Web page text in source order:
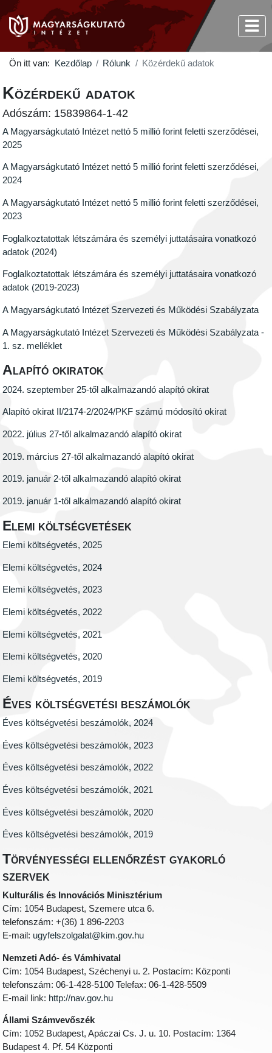
Ön itt van: Kezdőlap Rólunk Közérdekű adatok
Közérdekű adatok
Adószám: 15839864-1-42
A Magyarságkutató Intézet nettó 5 millió forint feletti szerződései,
2025
A Magyarságkutató Intézet nettó 5 millió forint feletti szerződései,
2024
A Magyarságkutató Intézet nettó 5 millió forint feletti szerződései,
2023
Foglalkoztatottak létszámára és személyi juttatásaira vonatkozó
adatok (2024)
Foglalkoztatottak létszámára és személyi juttatásaira vonatkozó
adatok (2019-2023)
A Magyarságkutató Intézet Szervezeti és Működési Szabályzata
A Magyarságkutató Intézet Szervezeti és Működési Szabályzata -
1. sz. melléklet
Alapító okiratok
2024. szeptember 25-től alkalmazandó alapító okirat
Alapító okirat II/2174-2/2024/PKF számú módosító okirat
2022. július 27-től alkalmazandó alapító okirat
2019. március 27-től alkalmazandó alapító okirat
2019. január 2-től alkalmazandó alapító okirat
2019. január 1-től alkalmazandó alapító okirat
Elemi költségvetések
Elemi költségvetés, 2025
Elemi költségvetés, 2024
Elemi költségvetés, 2023
Elemi költségvetés, 2022
Elemi költségvetés, 2021
Elemi költségvetés, 2020
Elemi költségvetés, 2019
Éves költségvetési beszámolók
Éves költségvetési beszámolók, 2024
Éves költségvetési beszámolók, 2023
Éves költségvetési beszámolók, 2022
Éves költségvetési beszámolók, 2021
Éves költségvetési beszámolók, 2020
Éves költségvetési beszámolók, 2019
Törvényességi ellenőrzést gyakorló
szervek
Kulturális és Innovációs Minisztérium
Cím: 1054 Budapest, Szemere utca 6.
telefonszám: +(36) 1 896-2203
E-mail: ugyfelszolgalat@kim.gov.hu
Nemzeti Adó- és Vámhivatal
Cím: 1054 Budapest, Széchenyi u. 2. Postacím: Központi
telefonszám: 06-1-428-5100 Telefax: 06-1-428-5509
E-mail link: http://nav.gov.hu
Állami Számvevőszék
Cím: 1052 Budapest, Apáczai Cs. J. u. 10. Postacím: 1364
Budapest 4. Pf. 54 Központi